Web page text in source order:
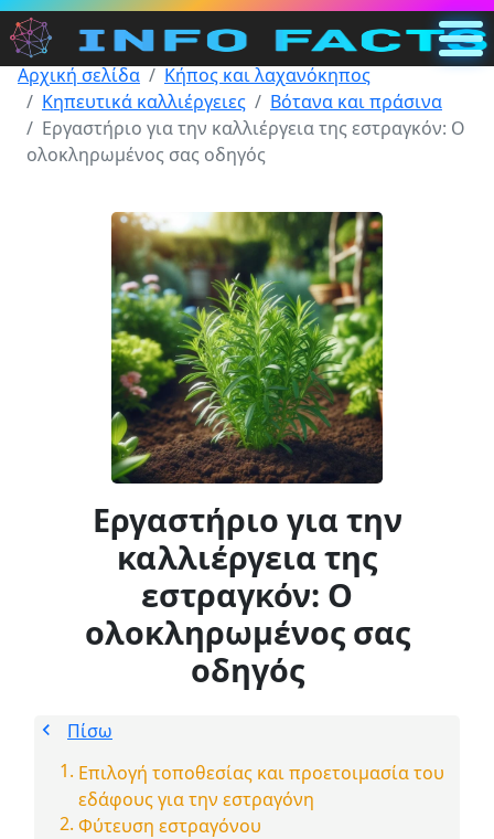
Κύρια
GR
Αναζήτηση
Άλλο
Αρχική σελίδα
Κήπος και λαχανόκηπος
Κηπευτικά καλλιέργειες
Βότανα και πράσινα
Εργαστήριο για την καλλιέργεια της εστραγκόν: Ο
ολοκληρωμένος σας οδηγός
Εργαστήριο για την
καλλιέργεια της
εστραγκόν: Ο
ολοκληρωμένος σας
οδηγός
Πίσω
Επιλογή τοποθεσίας και προετοιμασία του
εδάφους για την εστραγόνη
Φύτευση εστραγόνου